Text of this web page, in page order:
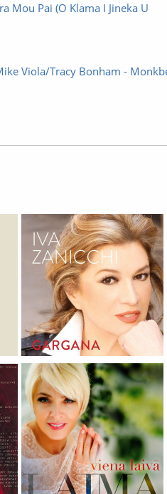
Mou Pai (O Klama I Jineka U
Viola/Tracy Bonham -